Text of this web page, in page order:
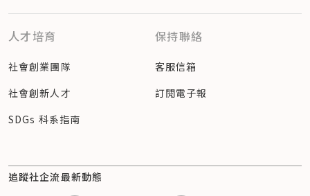
人才培育
社會創業團隊
社會創新人才
SDGs 科系指南
保持聯絡
客服信箱
訂閱電子報
追蹤社企流最新動態